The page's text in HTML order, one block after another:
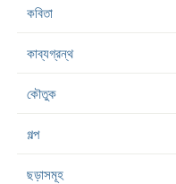
কবিতা
কাব্যগ্রন্থ
কৌতুক
গল্প
ছড়াসমূহ